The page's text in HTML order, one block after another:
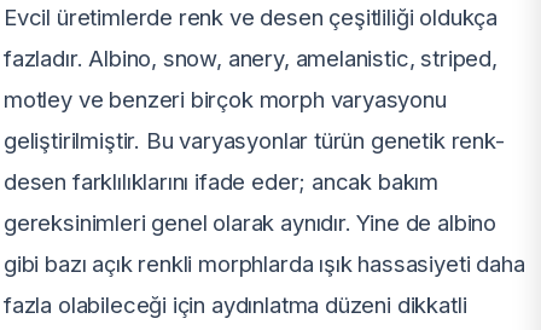
Evcil üretimlerde renk ve desen çeşitliliği oldukça
fazladır. Albino, snow, anery, amelanistic, striped,
motley ve benzeri birçok morph varyasyonu
geliştirilmiştir. Bu varyasyonlar türün genetik renk-
desen farklılıklarını ifade eder; ancak bakım
gereksinimleri genel olarak aynıdır. Yine de albino
gibi bazı açık renkli morphlarda ışık hassasiyeti daha
fazla olabileceği için aydınlatma düzeni dikkatli